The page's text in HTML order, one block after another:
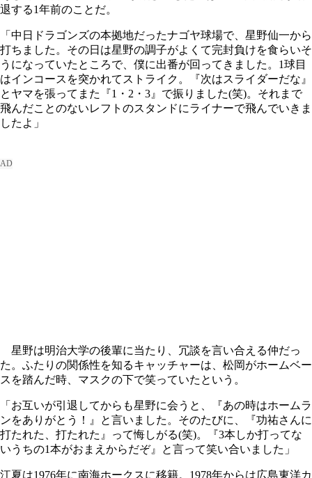
退する1年前のことだ。
「中日ドラゴンズの本拠地だったナゴヤ球場で、星野仙一から
打ちました。その日は星野の調子がよくて完封負けを食らいそ
うになっていたところで、僕に出番が回ってきました。1球目
はインコースを突かれてストライク。『次はスライダーだな』
とヤマを張ってまた『1・2・3』で振りました(笑)。それまで
飛んだことのないレフトのスタンドにライナーで飛んでいきま
したよ」
星野は明治大学の後輩に当たり、冗談を言い合える仲だっ
た。ふたりの関係性を知るキャッチャーは、松岡がホームベー
スを踏んだ時、マスクの下で笑っていたという。
「お互いが引退してからも星野に会うと、『あの時はホームラ
ンをありがとう！』と言いました。そのたびに、『功祐さんに
打たれた、打たれた』って悔しがる(笑)。『3本しか打ってな
いうちの1本がおまえからだぞ』と言って笑い合いました」
江夏は1976年に南海ホークスに移籍。1978年からは広島東洋カ